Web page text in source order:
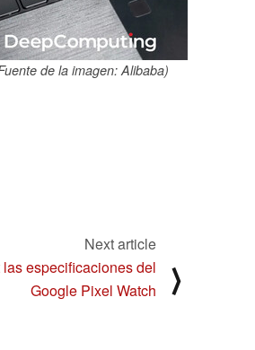
de la imagen: Alibaba)
Next article
especificaciones del
Google Pixel Watch
⟩